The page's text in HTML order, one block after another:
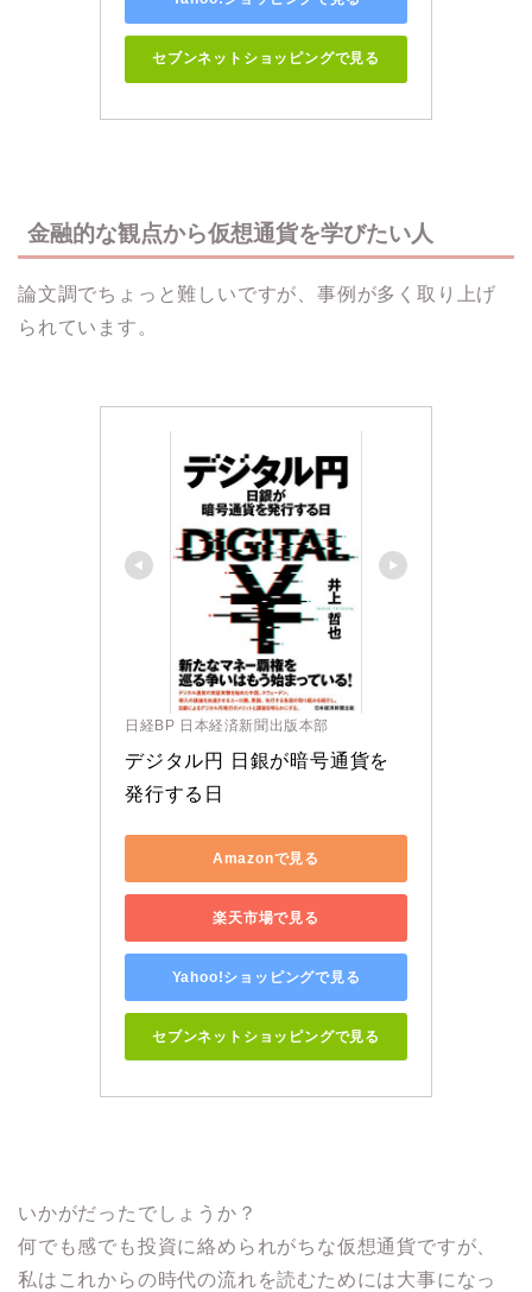
セブンネットショッピングで見る
金融的な観点から仮想通貨を学びたい人
論文調でちょっと難しいですが、事例が多く取り上げ
られています。
日経BP 日本経済新聞出版本部
デジタル円 日銀が暗号通貨を
発行する日
Amazonで見る
楽天市場で見る
Yahoo!ショッピングで見る
セブンネットショッピングで見る
いかがだったでしょうか？
何でも感でも投資に絡められがちな仮想通貨ですが、
私はこれからの時代の流れを読むためには大事になっ